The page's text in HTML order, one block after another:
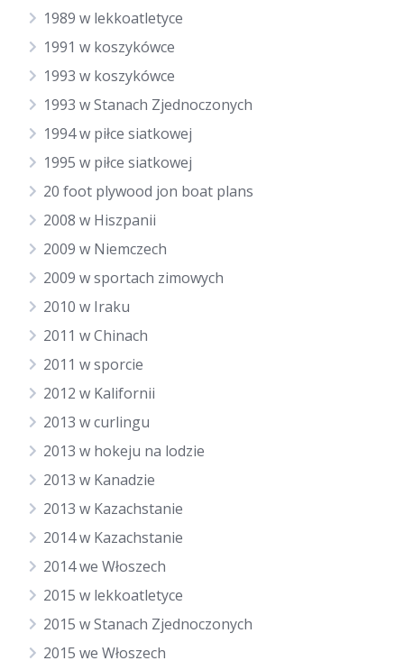
1989 w lekkoatletyce
1991 w koszykówce
1993 w koszykówce
1993 w Stanach Zjednoczonych
1994 w piłce siatkowej
1995 w piłce siatkowej
20 foot plywood jon boat plans
2008 w Hiszpanii
2009 w Niemczech
2009 w sportach zimowych
2010 w Iraku
2011 w Chinach
2011 w sporcie
2012 w Kalifornii
2013 w curlingu
2013 w hokeju na lodzie
2013 w Kanadzie
2013 w Kazachstanie
2014 w Kazachstanie
2014 we Włoszech
2015 w lekkoatletyce
2015 w Stanach Zjednoczonych
2015 we Włoszech